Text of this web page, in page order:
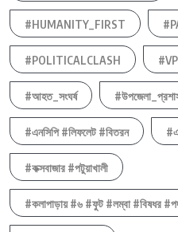
#HUMANITY_FIRST
#POLITICALCLASH
#আহত_সংঘর্ষ
#এনসিপি #লিফলেট #বিতরন
#কক্সবাজার #পটুয়াখালী
#কলাপাড়ায় #৬ #ফুট #লম্বা #বিষধর